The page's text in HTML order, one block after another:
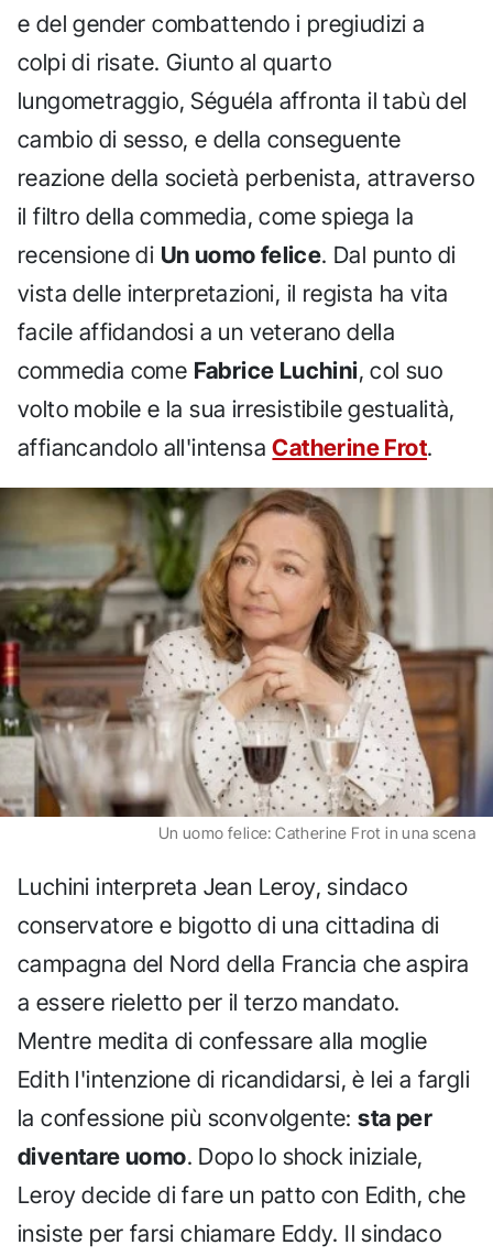
e del gender combattendo i pregiudizi a
colpi di risate. Giunto al quarto
lungometraggio, Séguéla affronta il tabù del
cambio di sesso, e della conseguente
reazione della società perbenista, attraverso
il filtro della commedia, come spiega la
recensione di Un uomo felice. Dal punto di
vista delle interpretazioni, il regista ha vita
facile affidandosi a un veterano della
commedia come Fabrice Luchini, col suo
volto mobile e la sua irresistibile gestualità,
affiancandolo all'intensaCatherine Frot.
Un uomo felice: Catherine Frot in una scena
Luchini interpreta Jean Leroy, sindaco
conservatore e bigotto di una cittadina di
campagna del Nord della Francia che aspira
a essere rieletto per il terzo mandato.
Mentre medita di confessare alla moglie
Edith l'intenzione di ricandidarsi, è lei a fargli
la confessione più sconvolgente:sta per
diventare uomo. Dopo lo shock iniziale,
Leroy decide di fare un patto con Edith, che
insiste per farsi chiamare Eddy. Il sindaco